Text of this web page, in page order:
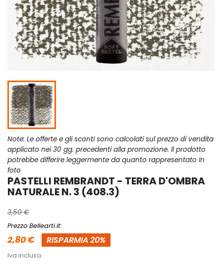
Note: Le offerte e gli sconti sono calcolati sul prezzo di vendita
applicato nei 30 gg. precedenti alla promozione. Il prodotto
potrebbe differire leggermente da quanto rappresentato in
foto
PASTELLI REMBRANDT - TERRA D'OMBRA
NATURALE N. 3 (408.3)
3,50 €
Prezzo Bellearti.it:
2,80 € RISPARMIA 20%
Iva inclusa